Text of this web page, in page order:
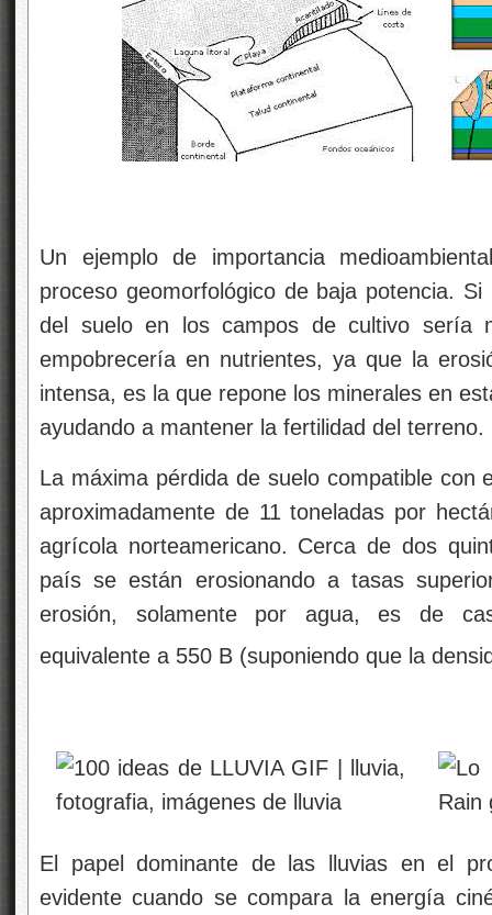
Un ejemplo de importancia
proceso geomorfológico de baja potencia.
del suelo en los campos de cultivo sería
empobrecería en nutrientes, ya que la
intensa, es la que repone los minerales en
ayudando a mantener la fertilidad del terreno.
La máxima pérdida de suelo compatible con
aproximadamente de 11 toneladas por
agrícola norteamericano. Cerca de dos
país se están erosionando a tasas
erosión, solamente por agua, es de
equivalente a 550 B (suponiendo que la
El papel dominante de las lluvias en el
evidente cuando se compara la energía